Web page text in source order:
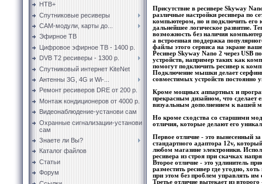
НТВ+
Спутниковые ресиверы
CAM-модули, карты до...
Эфирное ТВ
Цифровое эфирное ТВ - 1400 р.
DVB T2 ресиверы - 1300 р.
Спутниковый интернет KiteNet
Антенны 3G, 4G и Wi-...
Ремонт ресиверов DRE от 200 р.
Монтаж кондиционеров от 4000 р.
Видеонаблюдение-установи сам
Охранные сигнализации-установи
сам
Знаете ли Вы?
Каталог файлов
Статьи
Форум
Присутствие в ресивере Skyway
различные настройки ресивера по
компьютером, но и подключить его
дальнейшее логическое развитие.
возможность без наличия
а встроенная поддержка
файлы этого сервиса на экране
Ресивер Skyway Nano 2 через USB
устройств, например таких как
помогут подключить ресивер к
Подключение мышки делает
совместимых устройств постоянно
Кроме мощных аппартных и
прекрасным дизайном, что
визуальным дополнением к вашей
Но кроме сходства со старшими
отличия, которые делают его
Первое отличие - это вынесенный
стандартного адаптора 12v,
любом магазине электроники.
ресивера из строя при скачках
Второе отличие - это удлинитель
разместить ресивер где угодно,
при этом без проблем управлять им
Третье отличие вытекает из